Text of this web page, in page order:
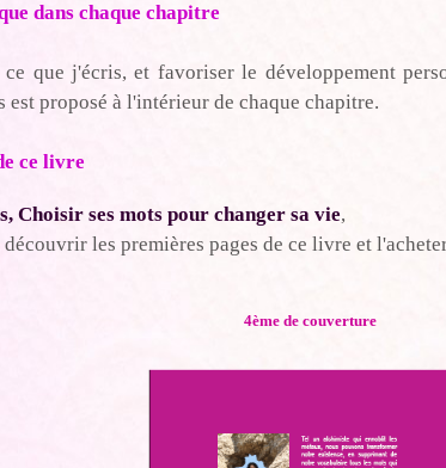
dans chaque chapitre
que j'écris, et favoriser le développement
est proposé à l'intérieur de chaque chapitre.
ce livre
Choisir ses mots pour changer sa vie,
découvrir les premières pages de ce livre et
4ème de couverture